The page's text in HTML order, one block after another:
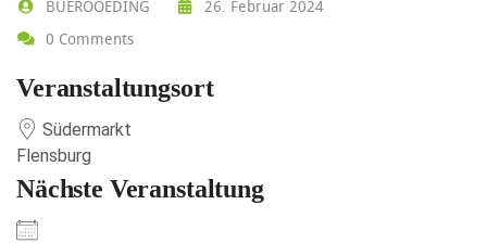
BUEROOEDING
26. Februar 2024
0 Comments
Veranstaltungsort
Südermarkt
Flensburg
Nächste Veranstaltung